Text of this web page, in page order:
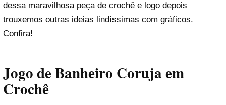
dessa maravilhosa peça de crochê e logo depois
trouxemos outras ideias lindíssimas com gráficos.
Confira!
Jogo de Banheiro Coruja em
Crochê